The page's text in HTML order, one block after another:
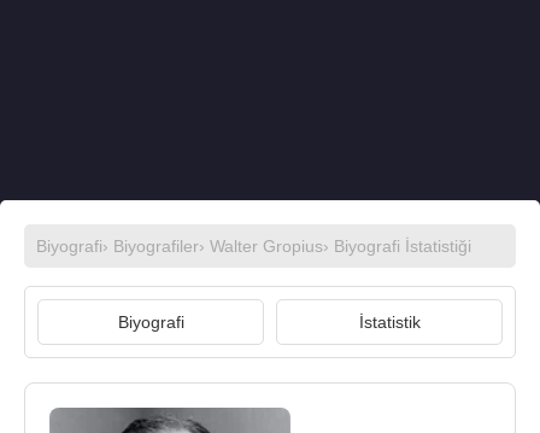
Biyografi› Biyografiler› Walter Gropius› Biyografi İstatistiği
Biyografi İstatistik